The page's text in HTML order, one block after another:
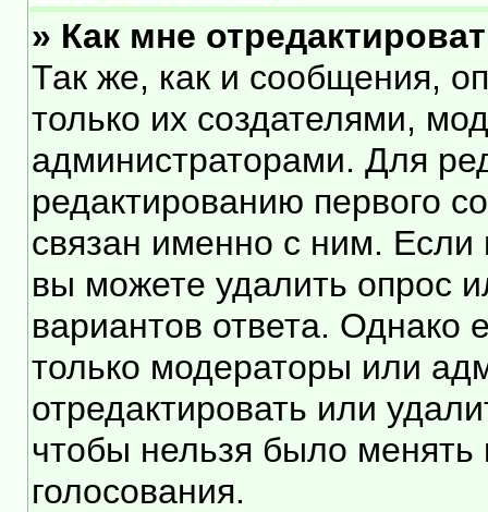
» Как мне
Так же, как и сообщения,
только их создателями,
администраторами. Для
редактированию первого
связан именно с ним. Если
вы можете удалить опрос
вариантов ответа. Однако
только модераторы или
отредактировать или
чтобы нельзя было менять
голосования.